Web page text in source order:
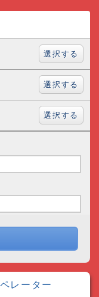
選択する
選択する
選択する
レーター